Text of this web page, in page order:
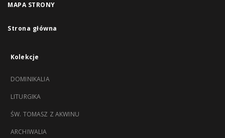
MAPA STRONY
Strona główna
Kolekcje
DOMINIKALIA
LITURGIKA
ŚW. TOMASZ Z AKWINU
ARCHIWALIA